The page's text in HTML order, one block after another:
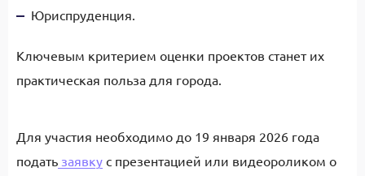
Юриспруденция.
Ключевым критерием оценки проектов станет их
практическая польза для города.
Для участия необходимо до 19 января 2026 года
подать заявку с презентацией или видеороликом о